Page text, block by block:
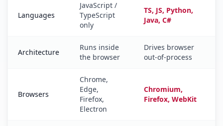
Languages
JavaScript /
TypeScript
only
TS, JS, Python,
Java, C#
Architecture
Runs inside
the browser
Drives browser
out-of-process
Browsers
Chrome,
Edge,
Firefox,
Electron
Chromium,
Firefox, WebKit